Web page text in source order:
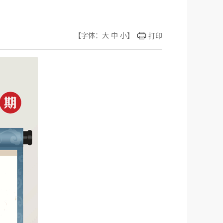
【字体： 大 中 小】 打印